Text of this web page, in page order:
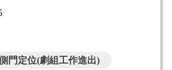
門定位(劇組工作進出)